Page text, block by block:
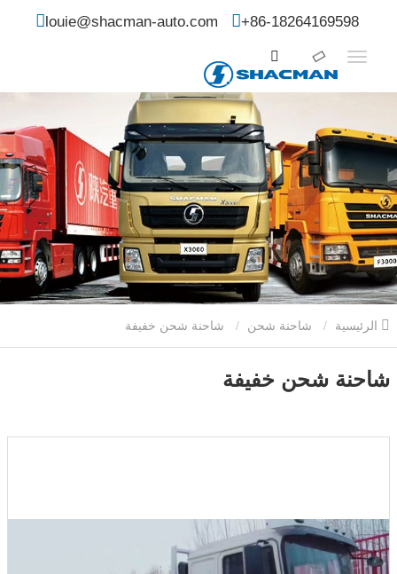
+86-18264169598
louie@shacman-auto.com
شاحنة شحن
شاحنة شحن خفيفة